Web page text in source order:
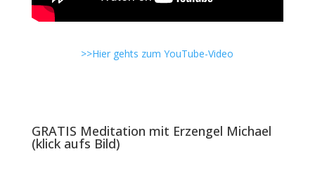
>>Hier gehts zum YouTube-Video
GRATIS Meditation mit Erzengel Michael
(klick aufs Bild)